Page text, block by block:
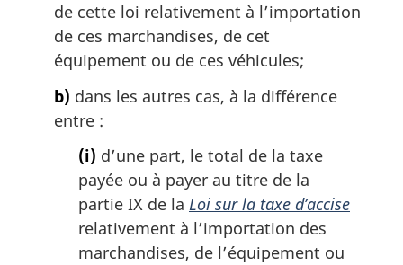
de cette loi relativement à l’importation
de ces marchandises, de cet
équipement ou de ces véhicules;
b) dans les autres cas, à la différence
entre :
(i) d’une part, le total de la taxe
payée ou à payer au titre de la
partie IX de la Loi sur la taxe d’accise
relativement à l’importation des
marchandises, de l’équipement ou